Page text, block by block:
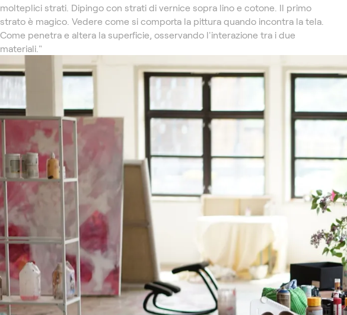
molteplici strati. Dipingo con strati di vernice sopra lino e cotone. Il primo
strato è magico. Vedere come si comporta la pittura quando incontra la tela.
Come penetra e altera la superficie, osservando l'interazione tra i due
materiali."